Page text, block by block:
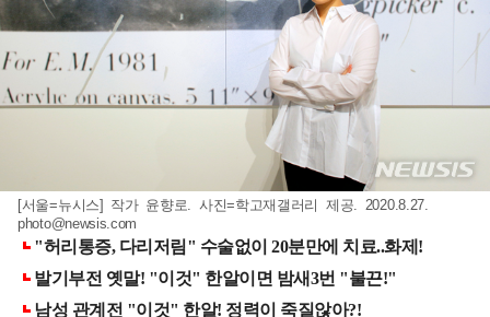
[서울=뉴시스] 작가 윤향로. 사진=학고재갤러리 제공. 2020.8.27.
photo@newsis.com